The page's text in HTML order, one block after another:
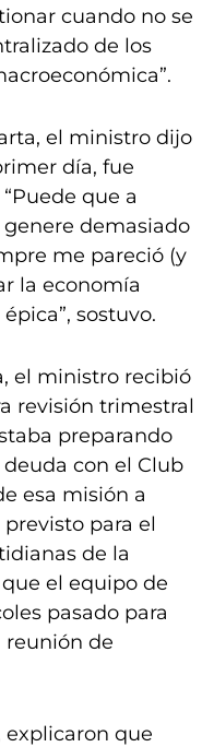
cuando no se
de los
el ministro dijo
día, fue
que a
demasiado
me pareció (y
la economía
sostuvo.
el ministro recibió
revisión trimestral
preparando
con el Club
esa misión a
para el
de la
el equipo de
pasado para
reunión de
explicaron que